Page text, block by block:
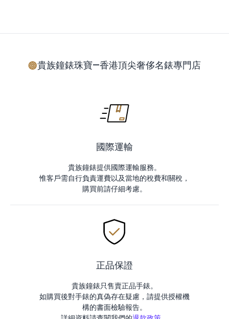
貴族鐘錶珠寶—香港頂尖奢侈名錶專門店
國際運輸
貴族鐘錶提供國際運輸服務。
惟客戶需自行負責運費以及當地的稅費和關稅，
購買前請仔細考慮。
正品保證
貴族鐘錶只售賣正品手錶。
如購買後對手錶的真偽存在疑慮，請提供授權機
構的書面檢驗報告。